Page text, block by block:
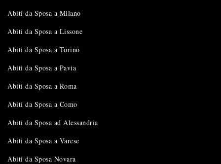
Abiti da Sposa a Milano
Abiti da Sposa a Lissone
Abiti da Sposa a Torino
Abiti da Sposa a Pavia
Abiti da Sposa a Roma
Abiti da Sposa a Como
Abiti da Sposa ad Alessandria
Abiti da Sposa a Varese
Abiti da Sposa Novara